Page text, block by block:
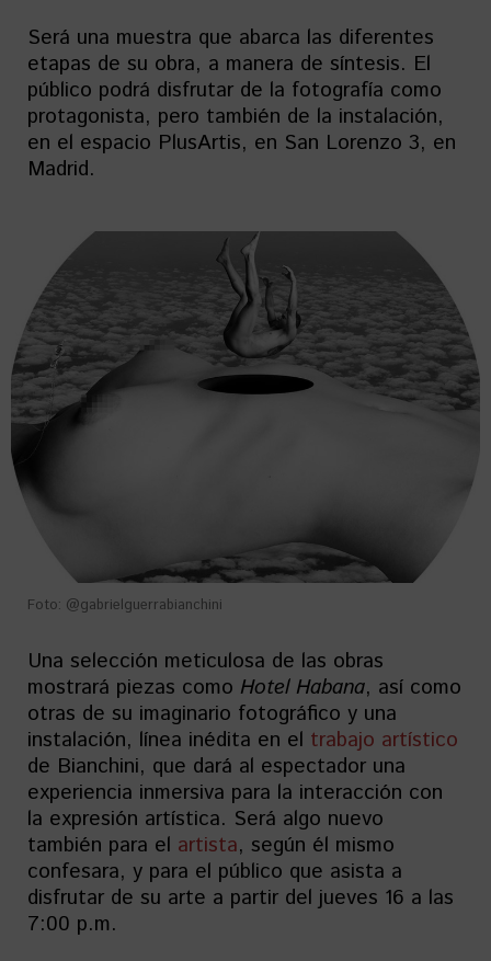
Será una muestra que abarca las diferentes
etapas de su obra, a manera de síntesis. El
público podrá disfrutar de la fotografía como
protagonista, pero también de la instalación,
en el espacio PlusArtis, en San Lorenzo 3, en
Madrid.
Foto: @gabrielguerrabianchini
Una selección meticulosa de las obras
mostrará piezas como Hotel Habana, así como
otras de su imaginario fotográfico y una
instalación, línea inédita en el trabajo artístico
de Bianchini, que dará al espectador una
experiencia inmersiva para la interacción con
la expresión artística. Será algo nuevo
también para el artista, según él mismo
confesara, y para el público que asista a
disfrutar de su arte a partir del jueves 16 a las
7:00 p.m.